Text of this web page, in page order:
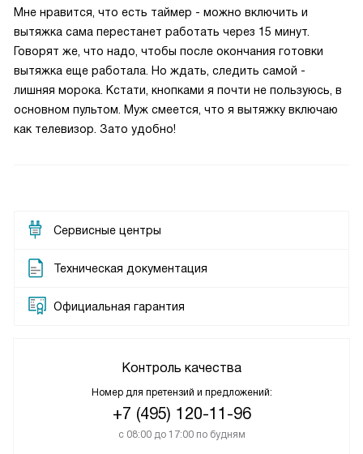
Мне нравится, что есть таймер - можно включить и
вытяжка сама перестанет работать через 15 минут.
Говорят же, что надо, чтобы после окончания готовки
вытяжка еще работала. Но ждать, следить самой -
лишняя морока. Кстати, кнопками я почти не пользуюсь, в
основном пультом. Муж смеется, что я вытяжку включаю
как телевизор. Зато удобно!
Сервисные центры
Техническая документация
Официальная гарантия
Контроль качества
Номер для претензий и предложений:
+7 (495) 120-11-96
с 08:00 до 17:00 по будням